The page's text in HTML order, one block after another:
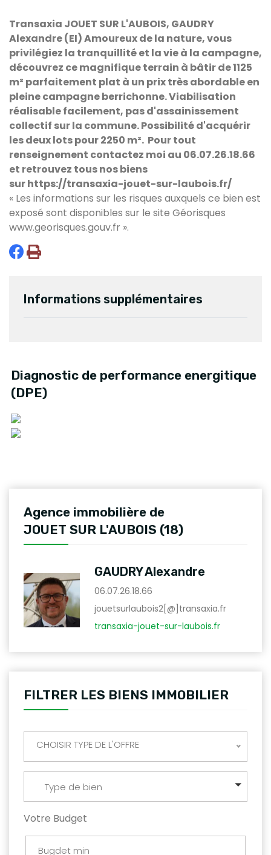
Transaxia JOUET SUR L'AUBOIS, GAUDRY
Alexandre (EI) Amoureux de la nature, vous
privilégiez la tranquillitéet la vie à la campagne,
découvrez ce magnifique terrain à bâtir de 1125
m² parfaitement plat à un prix très abordable en
pleine campagne berrichonne. Viabilisation
réalisable facilement, pas d'assainissement
collectif sur la commune. Possibilité d'acquérir
les deux lots pour 2250 m². Pour tout
renseignement contactez moi au 06.07.26.18.66
et retrouvez tous nos biens
surhttps://transaxia-jouet-sur-laubois.fr/
« Les informations sur les risques auxquels ce bien est
exposé sont disponibles sur le site Géorisques
www.georisques.gouv.fr ».
Informations supplémentaires
Diagnostic de performance energitique
(DPE)
Agence immobilière de
JOUET SUR L'AUBOIS (18)
GAUDRY Alexandre
06.07.26.18.66
jouetsurlaubois2[@]transaxia.fr
transaxia-jouet-sur-laubois.fr
FILTRER LES BIENS IMMOBILIER
CHOISIR TYPE DE L'OFFRE
Type de bien
Votre Budget